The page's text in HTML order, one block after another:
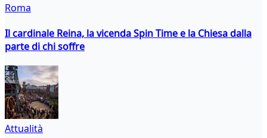
Roma
Il cardinale Reina, la vicenda Spin Time e la Chiesa dalla
parte di chi soffre
Attualità